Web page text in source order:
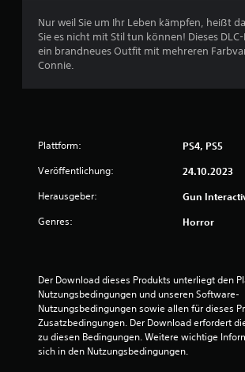
Nur weil Sie um Ihr Leben kämpfen, heißt
Sie es nicht mit Stil tun können! Dieses
ein brandneues Outfit mit mehreren
Connie.
Plattform: PS4, PS5
Veröffentlichung: 24.10.2023
Herausgeber: Gun
Genres: Horror
Der Download dieses Produkts unterliegt den
Nutzungsbedingungen und unseren Software-
Nutzungsbedingungen sowie allen für dieses
Zusatzbedingungen. Der Download erfordert
zu diesen Bedingungen. Weitere wichtige
sich in den Nutzungsbedingungen.